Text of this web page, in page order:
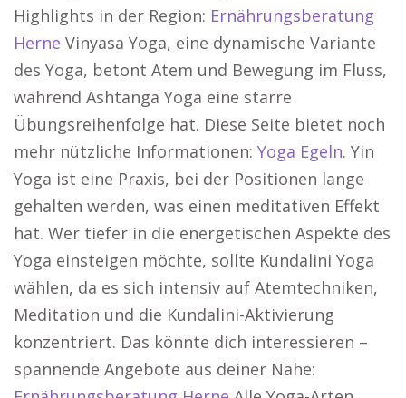
Highlights in der Region: Ernährungsberatung
Herne Vinyasa Yoga, eine dynamische Variante
des Yoga, betont Atem und Bewegung im Fluss,
während Ashtanga Yoga eine starre
Übungsreihenfolge hat. Diese Seite bietet noch
mehr nützliche Informationen: Yoga Egeln. Yin
Yoga ist eine Praxis, bei der Positionen lange
gehalten werden, was einen meditativen Effekt
hat. Wer tiefer in die energetischen Aspekte des
Yoga einsteigen möchte, sollte Kundalini Yoga
wählen, da es sich intensiv auf Atemtechniken,
Meditation und die Kundalini-Aktivierung
konzentriert. Das könnte dich interessieren –
spannende Angebote aus deiner Nähe: